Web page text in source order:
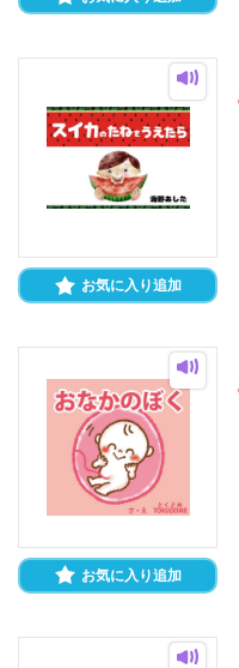
お気に入り追加
お気に入り追加